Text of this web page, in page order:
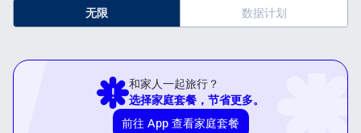
无限 数据计划
和家人一起旅行？
选择家庭套餐，节省更多。
前往 App 查看家庭套餐